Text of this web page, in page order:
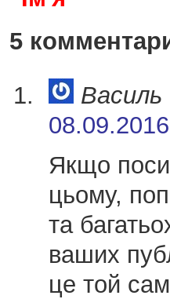
5
Якщо
цьому,
та
ваших
це той